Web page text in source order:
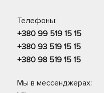
Телефоны:
+380 99 519 15 15
+380 93 519 15 15
+380 98 519 15 15
Мы в мессенджерах: